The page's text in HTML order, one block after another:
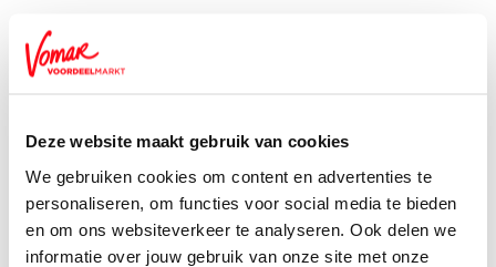
Deze website maakt gebruik van cookies
We gebruiken cookies om content en advertenties te
personaliseren, om functies voor social media te bieden
en om ons websiteverkeer te analyseren. Ook delen we
informatie over jouw gebruik van onze site met onze
Pincode vergeten
Bonbebe M1215
250 gram